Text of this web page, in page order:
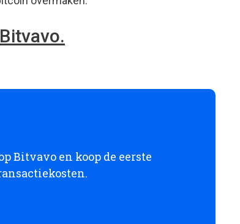
Bitvavo.
Bitvavo en koop de eerste